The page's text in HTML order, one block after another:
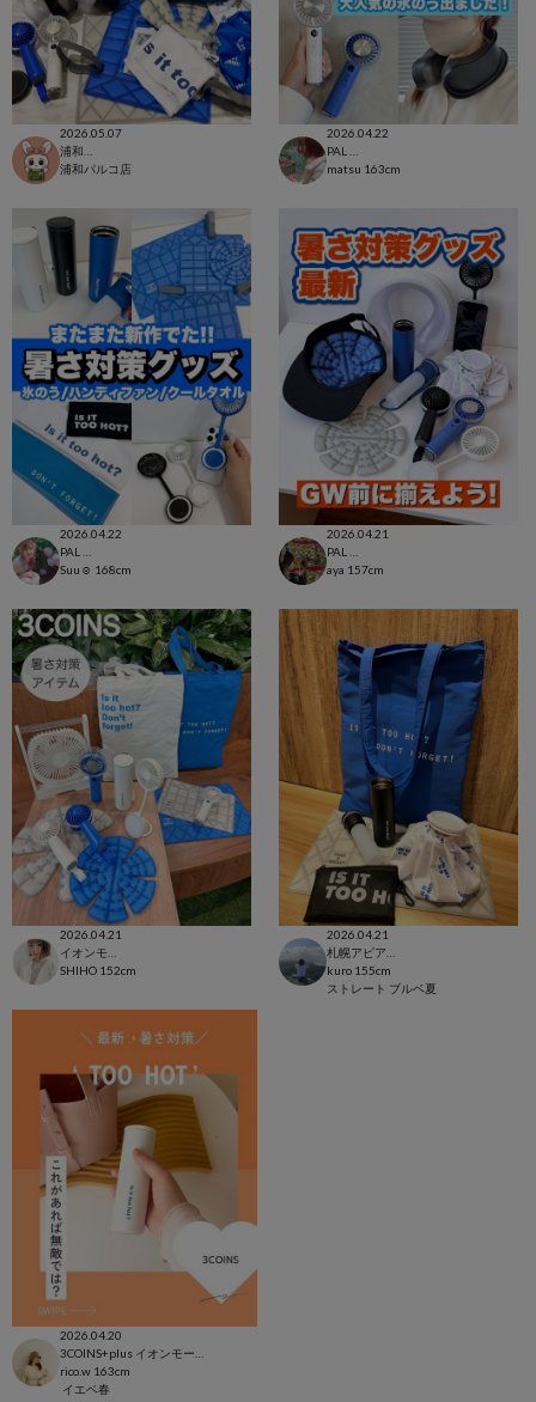
2026.05.07
浦和パルコ店
2026.04.22
matsu 163cm
2026.04.22
Suu☺︎ 168cm
2026.04.21
aya 157cm
2026.04.21
SHIHO 152cm
2026.04.21
kuro 155cm
ストレート ブルベ夏
2026.04.20
rico.w 163cm
イエベ春